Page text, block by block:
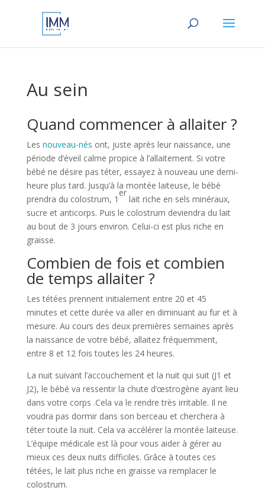
Au sein
Quand commencer à allaiter ?
Les nouveau-nés ont, juste après leur naissance, une
période d’éveil calme propice à l’allaitement. Si votre
bébé ne désire pas téter, essayez à nouveau une demi-
heure plus tard. Jusqu’à la montée laiteuse, le bébé
prendra du colostrum, 1
er
lait riche en sels minéraux,
sucre et anticorps. Puis le colostrum deviendra du lait
au bout de 3 jours environ. Celui-ci est plus riche en
graisse.
Combien de fois et combien
de temps allaiter ?
Les tétées prennent initialement entre 20 et 45
minutes et cette durée va aller en diminuant au fur et à
mesure. Au cours des deux premières semaines après
la naissance de votre bébé, allaitez fréquemment,
entre 8 et 12 fois toutes les 24 heures.
La nuit suivant l’accouchement et la nuit qui suit (J1 et
J2), le bébé va ressentir la chute d’œstrogène ayant lieu
dans votre corps .Cela va le rendre très irritable. Il ne
voudra pas dormir dans son berceau et cherchera à
téter toute la nuit. Cela va accélérer la montée laiteuse.
L’équipe médicale est là pour vous aider à gérer au
mieux ces deux nuits difficiles. Grâce à toutes ces
tétées, le lait plus riche en graisse va remplacer le
colostrum.